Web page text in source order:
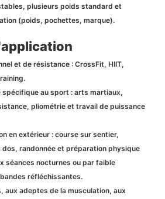
plusieurs poids standard et
(poids, pochettes, marque).
et de résistance : CrossFit, HIIT,
au sport : arts martiaux,
pliométrie et travail de puissance
en extérieur : course sur sentier,
randonnée et préparation physique
séances nocturnes ou par faible
réfléchissantes.
aux adeptes de la musculation, aux